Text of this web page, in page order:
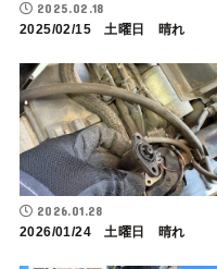
2025.02.18
2025/02/15 土曜日 晴れ
2026.01.28
2026/01/24 土曜日 晴れ